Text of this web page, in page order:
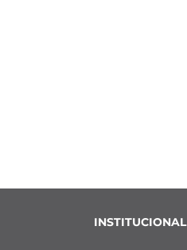
INSTITUCIONAL